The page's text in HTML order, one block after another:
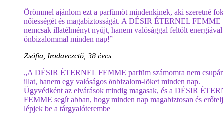
Örömmel ajánlom ezt a parfümöt mindenkinek, aki szeretné
nőiességét és magabiztosságát. A DÉSIR ÉTERNEL FEMME
nemcsak illatélményt nyújt, hanem valósággal feltölt energiával
önbizalommal minden nap!”
Zsófia, Irodavezető, 38 éves
„A DÉSIR ÉTERNEL FEMME parfüm számomra nem
illat, hanem egy valóságos önbizalom-löket minden nap.
Ügyvédként az elvárások mindig magasak, és a DÉSIR
FEMME segít abban, hogy minden nap magabiztosan és
lépjek be a tárgyalóterembe.